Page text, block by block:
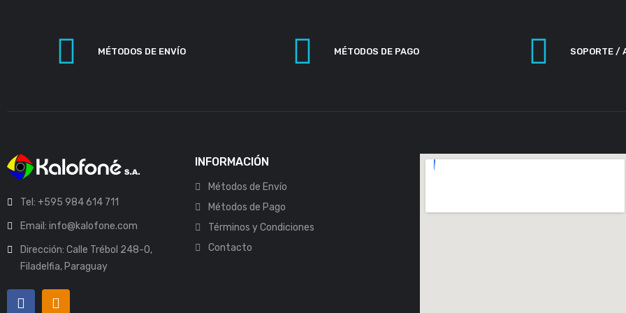
MÉTODOS DE ENVÍO MÉTODOS DE PAGO SOPORTE /
Tel: +595 984 614 711
Email: info@kalofone.com
Dirección: Calle Trébol 248-O,
Filadelfia, Paraguay
INFORMACIÓN
Métodos de Envío
Métodos de Pago
Términos y Condiciones
Contacto